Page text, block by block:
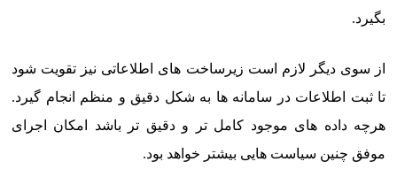
بگیرد.
از سوی دیگر لازم است زیرساخت های اطلاعاتی نیز تقویت شود
تا ثبت اطلاعات در سامانه ها به شکل دقیق و منظم انجام گیرد.
هرچه داده های موجود کامل تر و دقیق تر باشد امکان اجرای
موفق چنین سیاست هایی بیشتر خواهد بود.